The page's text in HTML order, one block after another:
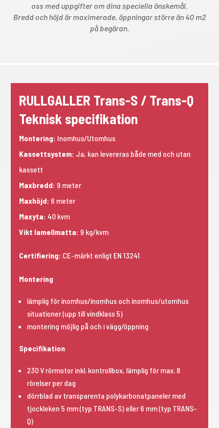
oss med uppgifter om dina speciella önskemål.
Bredd och höjd är maximerade, öppningar större än 40 m2
på begäran.
RULLGALLER Trans-S / Trans-Q
Teknisk specifikation
Montering: Inomhus/Utomhus
Kassettsystem: Ja, kan levereras både med och utan
kassett
Maxbredd: 9 meter
Maxhöjd: 6 meter
Maxyta: 40 kvm
Vikt lamellmatta: 9 kg/kvm
Certifiering: CE-märkt enligt EN 13241
Montering
lämplig för inomhus/inomhus och inomhus/utomhus
situationer (upp till vindklass 5)
montering möjlig på och i vägg/öppning
Specifikation
230 V rörmotor inkl. kontrollbox, lämplig för max. 8
rörelser per dag
dörrblad av transparenta polykarbonatpaneler med
tjockleken 5 mm (typ TRANS-S) eller 6 mm (typ TRANS-
Q)